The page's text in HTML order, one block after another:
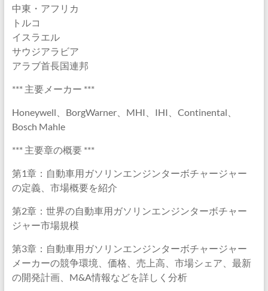
中東・アフリカ
トルコ
イスラエル
サウジアラビア
アラブ首長国連邦
*** 主要メーカー ***
Honeywell、BorgWarner、MHI、IHI、Continental、
Bosch Mahle
*** 主要章の概要 ***
第1章：自動車用ガソリンエンジンターボチャージャー
の定義、市場概要を紹介
第2章：世界の自動車用ガソリンエンジンターボチャー
ジャー市場規模
第3章：自動車用ガソリンエンジンターボチャージャー
メーカーの競争環境、価格、売上高、市場シェア、最新
の開発計画、M&A情報などを詳しく分析